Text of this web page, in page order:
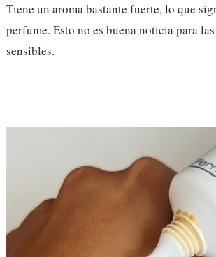
Tiene un aroma bastante fuerte, lo que
perfume. Esto no es buena noticia para
sensibles.